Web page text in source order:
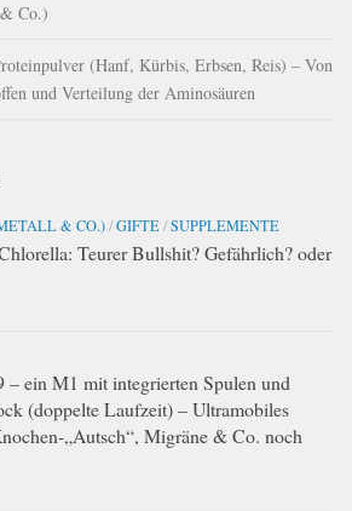
Co.)
(Hanf, Kürbis, Erbsen, Reis) – Von
und Verteilung der Aminosäuren
& CO.)/GIFTE/SUPPLEMENTE
Teurer Bullshit? Gefährlich? oder
ein M1 mit integrierten Spulen und
(doppelte Laufzeit) – Ultramobiles
„Autsch“, Migräne & Co. noch